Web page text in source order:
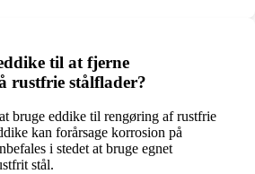
til at fjerne
rustfrie stålflader?
bruge eddike til rengøring af rustfrie
kan forårsage korrosion på
i stedet at bruge egnet
stål.